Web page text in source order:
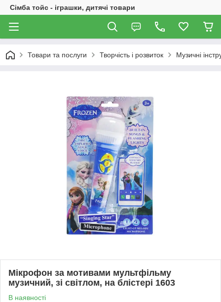
Сімба тойс - іграшки, дитячі товари
Товари та послуги Творчість і розвиток Музичні
Мікрофон за мотивами мультфільму
музичний, зі світлом, на блістері 1603
В наявності